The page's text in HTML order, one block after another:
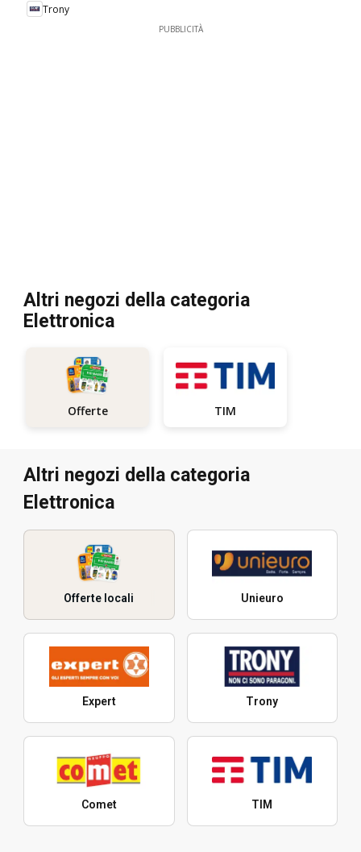
Trony
PUBBLICITÀ
Altri negozi della categoria
Elettronica
Offerte TIM
Altri negozi della categoria
Elettronica
Offerte locali Unieuro
Expert Trony
Comet TIM